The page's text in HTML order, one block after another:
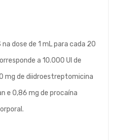
dose de 1 mL para cada 20
a 10.000 UI de
mg de diidroestreptomicina
e 0,86 mg de procaína